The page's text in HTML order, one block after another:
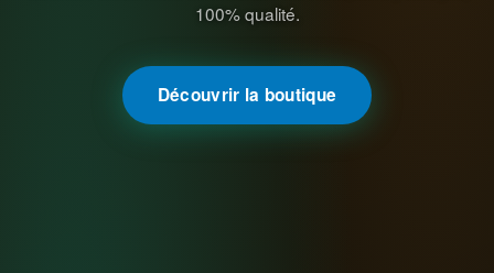
100% qualité.
Découvrir la boutique